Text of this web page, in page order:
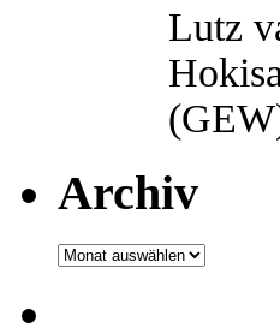
Lutz
Archiv
Archiv